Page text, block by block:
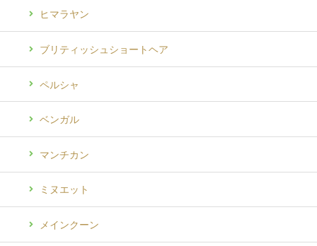
ヒマラヤン
ブリティッシュショートヘア
ペルシャ
ベンガル
マンチカン
ミヌエット
メインクーン